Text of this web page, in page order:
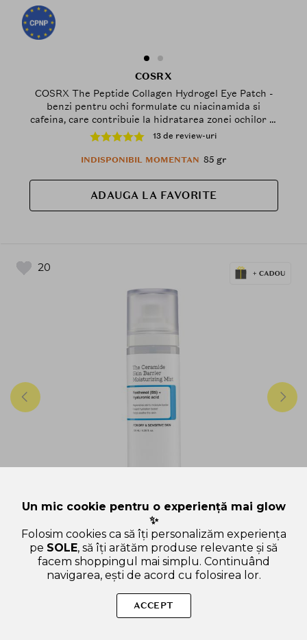
COSRX
COSRX The Peptide Collagen Hydrogel Eye Patch -
benzi pentru ochi formulate cu niacinamida si
cafeina, care contribuie la hidratarea zonei ochilor si
la mentinerea confortului pielii
13 de review-uri
INDISPONIBIL MOMENTAN 85 gr
ADAUGA LA FAVORITE
20
COSRX
COSRX The Ceramide Skin Barrier Moisturizing 120
ml - mist facial formulata cu ceramide, pantenol si
acid hialuronic, care contribuie la hidratarea pielii si
la metinerea confortului cutanat
12 de review-uri
IN STOC 120 ml
Un mic cookie pentru o experiență mai glow
✨
Folosim cookies ca să îți personalizăm experiența
pe SOLE, să îți arătăm produse relevante și să
facem shoppingul mai simplu. Continuând
navigarea, ești de acord cu folosirea lor.
ACCEPT